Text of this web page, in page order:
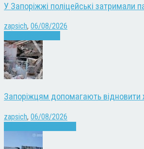
У Запоріжжі поліцейські затримали
zapsich, 06/08/2026
Запоріжцям допомагають відновити
zapsich, 06/08/2026